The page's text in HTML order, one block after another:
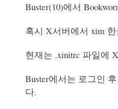
Buster(10)에서
혹시 X서버에서 xim
현재는 .xinitrc 파일에
Buster에서는 로그인
다.